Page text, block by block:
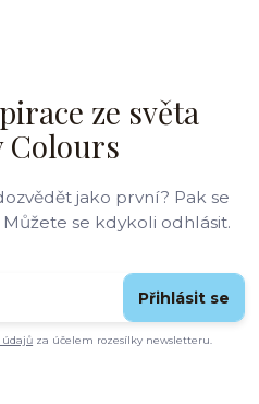
ze světa
Colours
jako první? Pak se
se kdykoli odhlásit.
Přihlásit se
údajů za účelem rozesílky newsletteru.